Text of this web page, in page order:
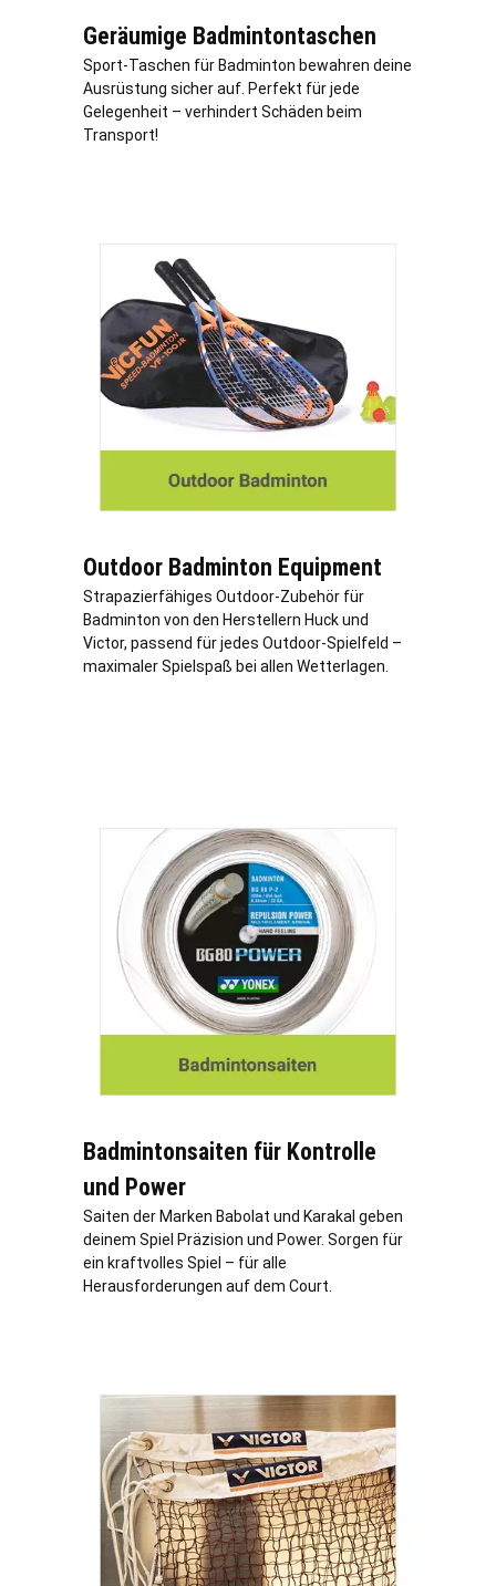
Geräumige Badmintontaschen
Sport-Taschen für Badminton bewahren deine
Ausrüstung sicher auf. Perfekt für jede
Gelegenheit – verhindert Schäden beim
Transport!
Outdoor Badminton Equipment
Strapazierfähiges Outdoor-Zubehör für
Badminton von den Herstellern Huck und
Victor, passend für jedes Outdoor-Spielfeld –
maximaler Spielspaß bei allen Wetterlagen.
Badmintonsaiten für Kontrolle
und Power
Saiten der Marken Babolat und Karakal geben
deinem Spiel Präzision und Power. Sorgen für
ein kraftvolles Spiel – für alle
Herausforderungen auf dem Court.